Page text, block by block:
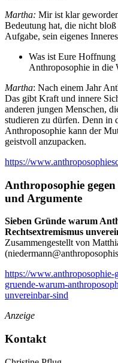
Martha: Mir ist klar
Bedeutung hat, die nicht
Aufgabe, sein eigenes
Was ist Eure
Anthroposophie in die
Martha: Nach einem Jahr
Das gibt Kraft und innere
anderen jungen Menschen,
studieren zu dürfen. Denn in
Anthroposophie kann der
geistvoll anzupacken.
https://
Anthroposophie
und Argumente
Sieben Gründe warum
Rechtsextremismus
Zusammengestellt von
(
https://www.anthroposophie-
gruende-warum-
unvereinbar-sind
Anzeige
Kontakt